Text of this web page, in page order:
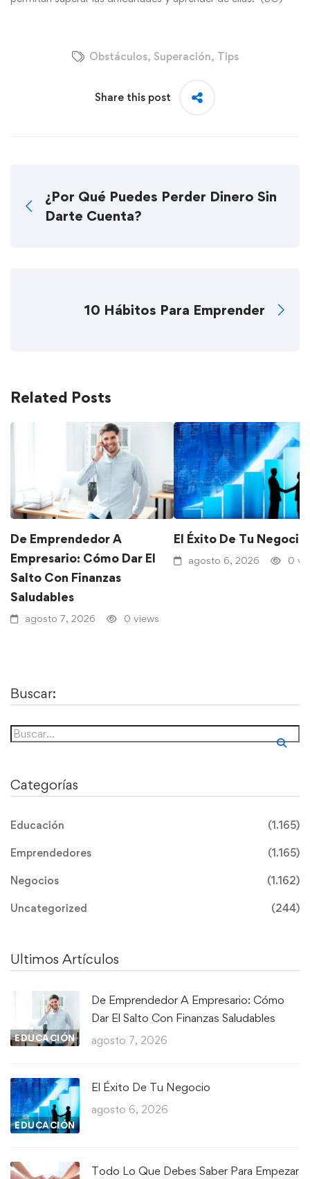
Obstáculos, Superación, Tips
Share this post
¿Por Qué Puedes Perder Dinero Sin
Darte Cuenta?
10 Hábitos Para Emprender
Related Posts
De Emprendedor A
Empresario: Cómo Dar El
Salto Con Finanzas
Saludables
agosto 7, 2026 0 views
El Éxito De Tu Negocio
agosto 6, 2026 0
Buscar:
Categorías
Educación (1.165)
Emprendedores (1.165)
Negocios (1.162)
Uncategorized (244)
Ultimos Artículos
EDUCACIÓN
De Emprendedor A Empresario: Cómo
Dar El Salto Con Finanzas Saludables
agosto 7, 2026
EDUCACIÓN
El Éxito De Tu Negocio
agosto 6, 2026
Todo Lo Que Debes Saber Para Empezar